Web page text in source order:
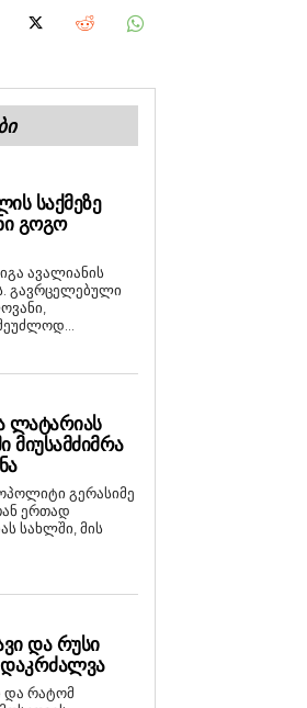
ᲡᲐᲥᲛᲔᲖᲔ
ᲒᲝᲒᲝ
ავალიანის
გავრცელებული
ᲚᲐᲢᲐᲠᲘᲐᲡ
ᲛᲘᲣᲡᲐᲛᲫᲘᲛᲠᲐ
გერასიმე
ერთად
სახლში, მის
ᲓᲐ ᲠᲣᲡᲘ
და რატომ